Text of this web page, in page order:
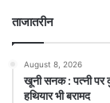
ताजातरीन
August 8, 2026
खूनी सनक : पत्नी पर
हथियार भी बरामद